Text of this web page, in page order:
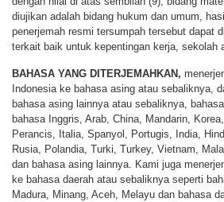
diujikan adalah bidang hukum dan umum,
penerjemah resmi tersumpah tersebut dapat
terkait baik untuk kepentingan kerja, sekolah
BAHASA YANG DITERJEMAHKAN,
Indonesia ke bahasa asing atau sebaliknya,
bahasa asing lainnya atau sebaliknya,
bahasa Inggris, Arab, China, Mandarin,
Perancis, Italia, Spanyol, Portugis, India,
Rusia, Polandia, Turki, Turkey, Vietnam,
dan bahasa asing lainnya. Kami juga
ke bahasa daerah atau sebaliknya seperti
Madura, Minang, Aceh, Melayu dan bahasa